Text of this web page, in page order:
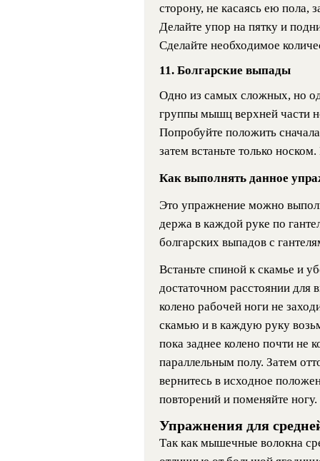
сторону, не касаясь ею пола,
Делайте упор на пятку и
Сделайте необходимое
11. Болгарские выпады
Одно из самых сложных, но
группы мышц верхней части
Попробуйте положить
затем встаньте только
Как выполнять данное
Это упражнение можно
держа в каждой руке по
болгарских выпадов с
Встаньте спиной к скамье и
достаточном расстоянии для
колено рабочей ноги не
скамью и в каждую руку
пока заднее колено почти не
параллельным полу. Затем
вернитесь в исходное
повторений и поменяйте ногу.
Упражнения для
Так как мышечные волокна